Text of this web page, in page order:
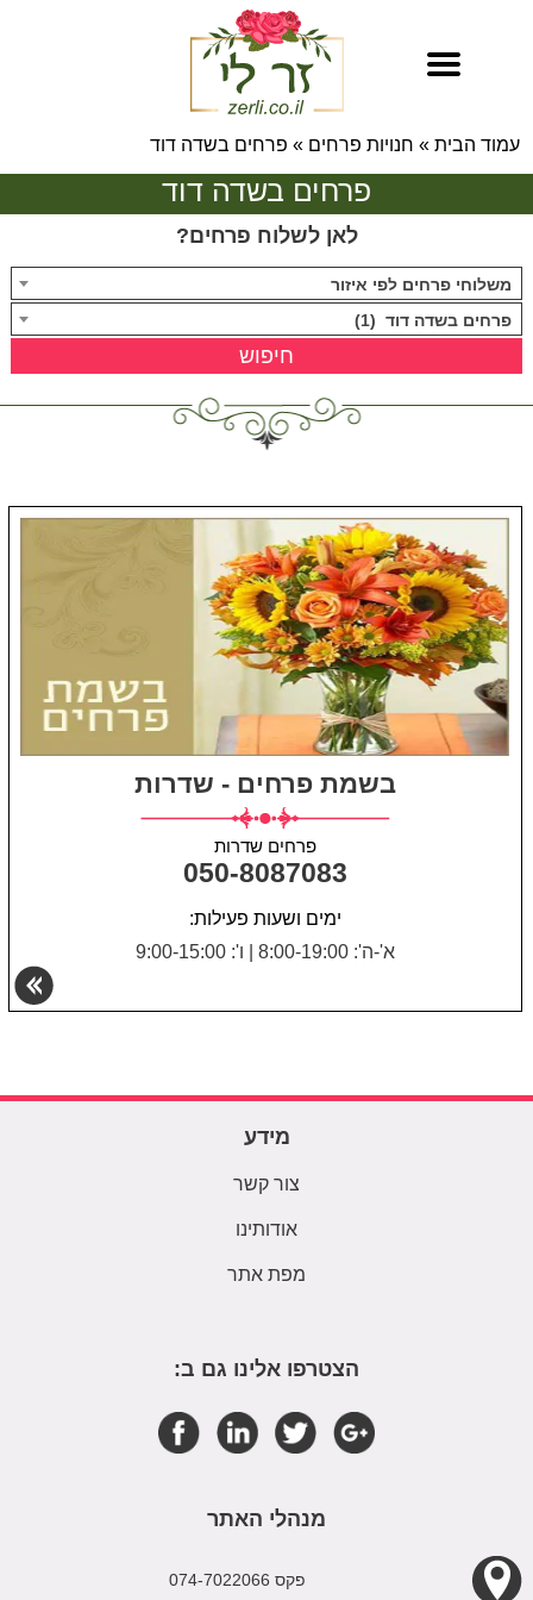
עמוד הבית » חנויות פרחים » פרחים בשדה דוד
פרחים בשדה דוד
לאן לשלוח פרחים?
משלוחי פרחים לפי איזור
פרחים בשדה דוד (1)
בשמת פרחים - שדרות
פרחים שדרות
050-8087083
ימים ושעות פעילות:
א'-ה': 8:00-19:00
ו': 9:00-15:00
מידע
צור קשר
אודותינו
מפת אתר
הצטרפו אלינו גם ב:
מנהלי האתר
פקס 074-7022066